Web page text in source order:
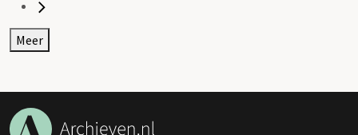
Meer